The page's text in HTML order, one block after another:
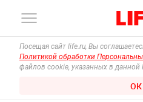
Посещая сайт life.ru, Вы
Политикой обработки
файлов cookie, указанных в данной
ОК